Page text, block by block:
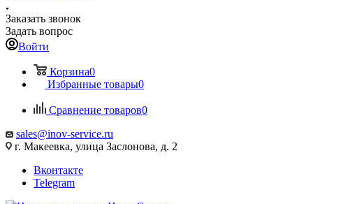
Заказать звонок
Задать вопрос
Войти
Корзина0
Избранные товары0
Сравнение товаров0
sales@inov-service.ru
г. Макеевка, улица Заслонова, д. 2
Вконтакте
Telegram